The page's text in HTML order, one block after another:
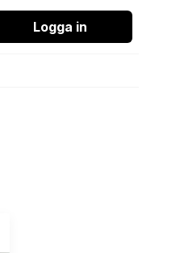
Logga in